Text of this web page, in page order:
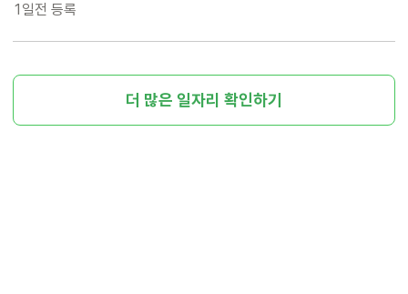
1일전 등록
더 많은 일자리 확인하기